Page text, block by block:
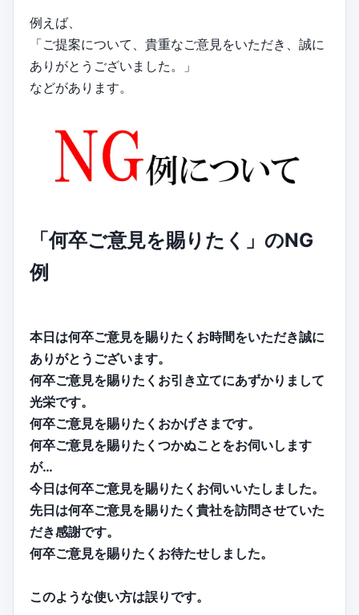
例えば、
「ご提案について、貴重なご意見をいただき、誠に
ありがとうございました。」
などがあります。
「何卒ご意見を賜りたく」のNG
例
本日は何卒ご意見を賜りたくお時間をいただき誠に
ありがとうございます。
何卒ご意見を賜りたくお引き立てにあずかりまして
光栄です。
何卒ご意見を賜りたくおかげさまです。
何卒ご意見を賜りたくつかぬことをお伺いします
が…
今日は何卒ご意見を賜りたくお伺いいたしました。
先日は何卒ご意見を賜りたく貴社を訪問させていた
だき感謝です。
何卒ご意見を賜りたくお待たせしました。
このような使い方は誤りです。